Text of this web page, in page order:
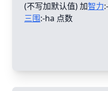
(不写加默认值) 加智力
三围:-ha 点数